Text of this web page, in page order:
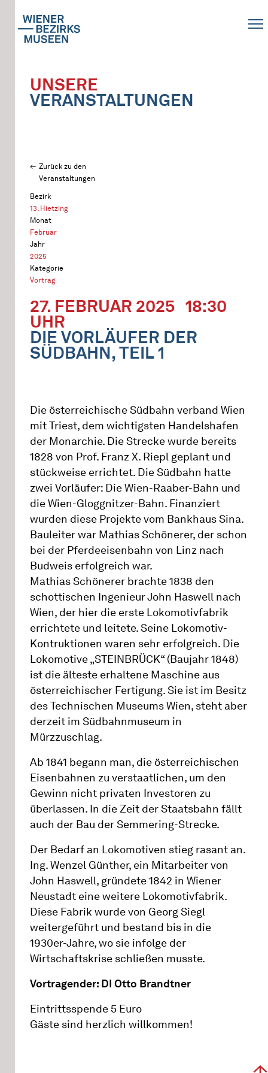
UNSERE
VERANSTALTUNGEN
Zurück zu den
Veranstaltungen
Bezirk
13. Hietzing
Monat
Februar
Jahr
2025
Kategorie
Vortrag
27. FEBRUAR 2025 18:30
UHR
DIE VORLÄUFER DER
SÜDBAHN, TEIL 1
Die österreichische Südbahn verband Wien
mit Triest, dem wichtigsten Handelshafen
der Monarchie. Die Strecke wurde bereits
1828 von Prof. Franz X. Riepl geplant und
stückweise errichtet. Die Südbahn hatte
zwei Vorläufer: Die Wien-Raaber-Bahn und
die Wien-Gloggnitzer-Bahn. Finanziert
wurden diese Projekte vom Bankhaus Sina.
Bauleiter war Mathias Schönerer, der schon
bei der Pferdeeisenbahn von Linz nach
Budweis erfolgreich war.
Mathias Schönerer brachte 1838 den
schottischen Ingenieur John Haswell nach
Wien, der hier die erste Lokomotivfabrik
errichtete und leitete. Seine Lokomotiv-
Kontruktionen waren sehr erfolgreich. Die
Lokomotive „STEINBRÜCK“ (Baujahr 1848)
ist die älteste erhaltene Maschine aus
österreichischer Fertigung. Sie ist im Besitz
des Technischen Museums Wien, steht aber
derzeit im Südbahnmuseum in
Mürzzuschlag.
Ab 1841 begann man, die österreichischen
Eisenbahnen zu verstaatlichen, um den
Gewinn nicht privaten Investoren zu
überlassen. In die Zeit der Staatsbahn fällt
auch der Bau der Semmering-Strecke.
Der Bedarf an Lokomotiven stieg rasant an.
Ing. Wenzel Günther, ein Mitarbeiter von
John Haswell, gründete 1842 in Wiener
Neustadt eine weitere Lokomotivfabrik.
Diese Fabrik wurde von Georg Siegl
weitergeführt und bestand bis in die
1930er-Jahre, wo sie infolge der
Wirtschaftskrise schließen musste.
Vortragender: DI Otto Brandtner
Eintrittsspende 5 Euro
Gäste sind herzlich willkommen!